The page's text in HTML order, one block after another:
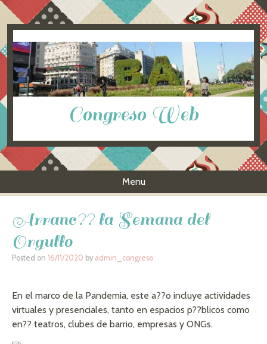
Congreso Web
Menu
Arranc?? la Semana del
Orgullo
Posted on 16/11/2020 by admin_congreso
En el marco de la Pandemia, este a??o incluye actividades
virtuales y presenciales, tanto en espacios p??blicos como
en?? teatros, clubes de barrio, empresas y ONGs.